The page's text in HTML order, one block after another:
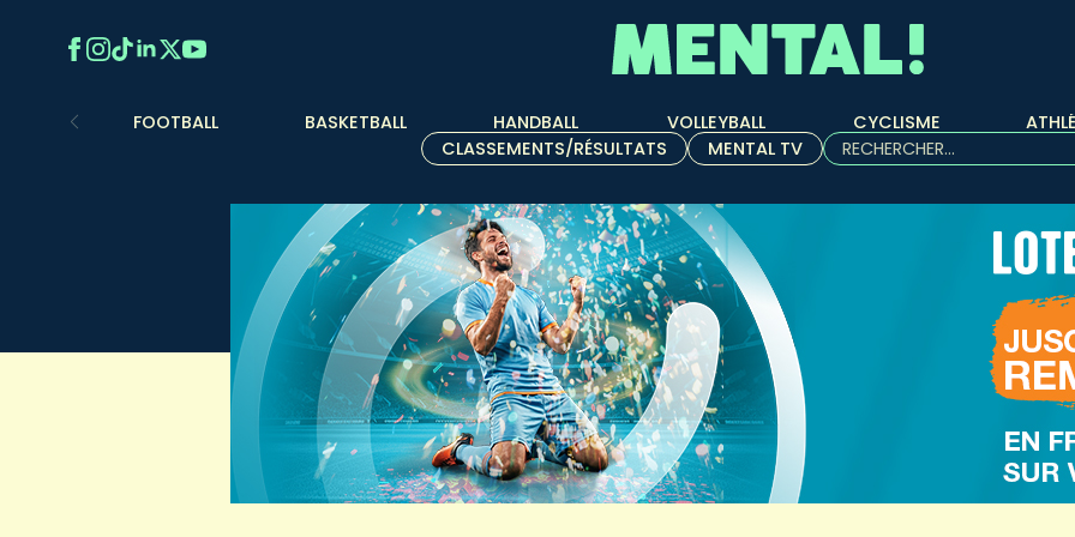
FOOTBALL BASKETBALL HANDBALL VOLLEYBALL CYCLISME
CLASSEMENTS/RÉSULTATS
MENTAL TV
Rechercher :